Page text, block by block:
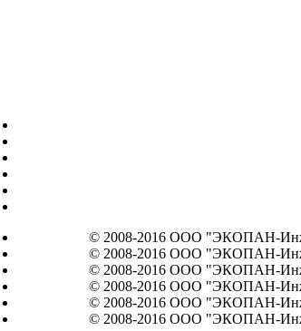
© 2008-2016 ООО "ЭКОПАН-
© 2008-2016 ООО "ЭКОПАН-
© 2008-2016 ООО "ЭКОПАН-
© 2008-2016 ООО "ЭКОПАН-
© 2008-2016 ООО "ЭКОПАН-
© 2008-2016 ООО "ЭКОПАН-